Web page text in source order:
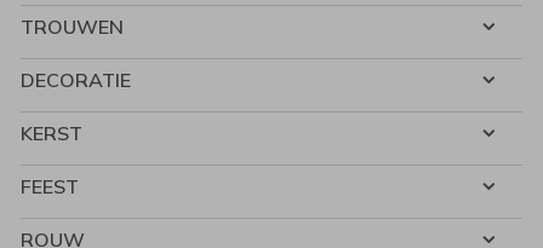
TROUWEN
DECORATIE
KERST
FEEST
ROUW